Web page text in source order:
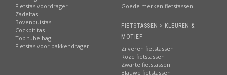
Fietstas voordrager
Zadeltas
Bovenbuistas
Cockpit tas
Top tube bag
Fietstas voor pakkendrager
Goede merken fietstassen
FIETSTASSEN > KLEUREN &
MOTIEF
Zilveren fietstassen
Roze fietstassen
Zwarte fietstassen
Blauwe fietstassen